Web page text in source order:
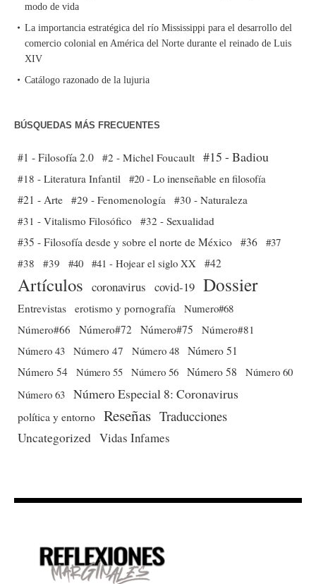
modo de vida
La importancia estratégica del río Mississippi para el desarrollo del
comercio colonial en América del Norte durante el reinado de Luis
XIV
Catálogo razonado de la lujuria
BÚSQUEDAS MÁS FRECUENTES
#1 - Filosofía 2.0 #2 - Michel Foucault #15 - Badiou
#18 - Literatura Infantil #20 - Lo inenseñable en filosofía
#21 - Arte #29 - Fenomenología
#30 - Naturaleza
#31 - Vitalismo Filosófico
#32 - Sexualidad
#35 - Filosofía desde y sobre el norte de México #36 #37
#38
#39 #40 #41 - Hojear el siglo XX #42
Artículos coronavirus covid-19 Dossier
Entrevistas erotismo y pornografía
Numero#68
Número#66
Número#72 Número#75
Número#81
Número 43 Número 47 Número 48 Número 51
Número 54 Número 55 Número 56 Número 58
Número 60
Número 63 Número Especial 8: Coronavirus
política y entorno Reseñas Traducciones
Uncategorized Vidas Infames